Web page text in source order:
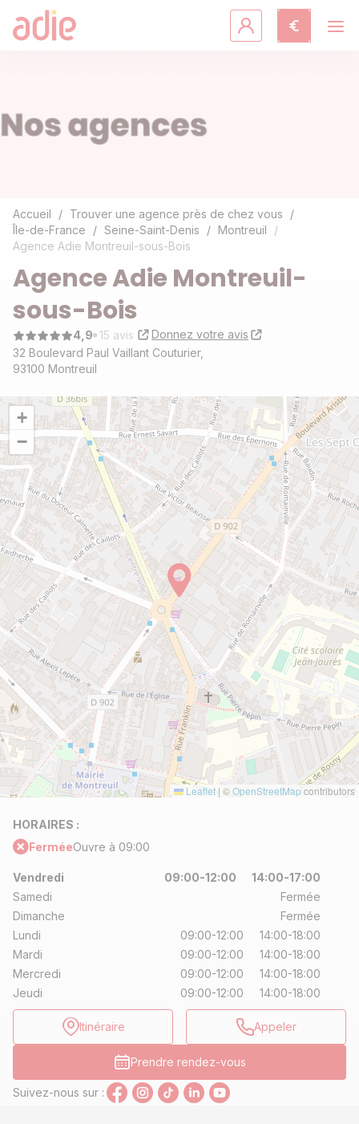
Accompagnement
Agir avec l'Adie
Découvrir l'Adie
Accueil
Trouver une agence près de chez vous
Île-de-France
Seine-Saint-Denis
Montreuil
Agence Adie Montreuil-sous-Bois
Agence Adie Montreuil-
sous-Bois
4,9 15 avis
Donnez votre avis
32 Boulevard Paul Vaillant Couturier,
93100 Montreuil
HORAIRES :
FerméeOuvre à 09:00
Vendredi 09:00-12:00
14:00-17:00
Samedi
Fermée
Dimanche
Fermée
Lundi
09:00-12:00
14:00-18:00
Mardi
09:00-12:00
14:00-18:00
Mercredi
09:00-12:00
14:00-18:00
Jeudi
09:00-12:00 14:00-18:00
Itinéraire Appeler
Prendre rendez-vous
Suivez-nous sur :
+
−
Leaflet | ©OpenStreetMapcontributors